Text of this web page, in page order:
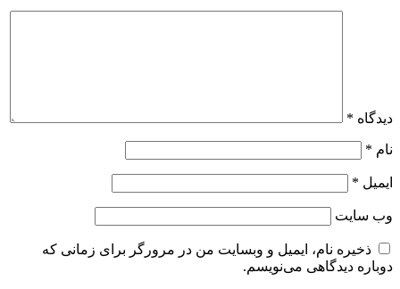
دیدگاه *
نام *
ایمیل *
وب‌ سایت
ذخیره نام، ایمیل و وبسایت من در مرورگر برای زمانی که
دوباره دیدگاهی می‌نویسم.